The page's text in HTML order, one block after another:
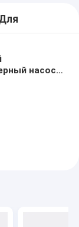
насос